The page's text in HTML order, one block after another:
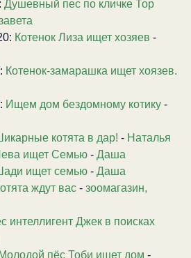
Душевный пес по кличке Тор
Котенок Лиза ищет хозяев -
Котенок-замарашка ищет хоязев.
Ищем дом бездомному котику -
котята в дар! - Наталья
ищет Семью - Даша
ищет семью - Даша
ждут вас - зоомагазин,
интеллигент Джек в поисках
Молодой пёс Тоби ищет дом -